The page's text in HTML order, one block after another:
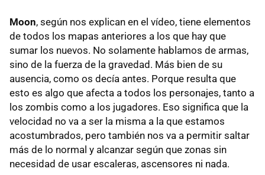
Moon, según nos explican en el vídeo, tiene elementos
de todos los mapas anteriores a los que hay que
sumar los nuevos. No solamente hablamos de armas,
sino de la fuerza de la gravedad. Más bien de su
ausencia, como os decía antes. Porque resulta que
esto es algo que afecta a todos los personajes, tanto a
los zombis como a los jugadores. Eso significa que la
velocidad no va a ser la misma a la que estamos
acostumbrados, pero también nos va a permitir saltar
más de lo normal y alcanzar según que zonas sin
necesidad de usar escaleras, ascensores ni nada.